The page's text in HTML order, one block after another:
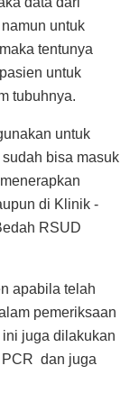
untuk
tentunya
untuk
tubuhnya.
untuk
bisa masuk
di Klinik -
RSUD
apabila telah
pemeriksaan
juga dilakukan
PCR dan juga